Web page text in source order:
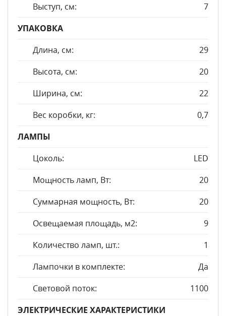
Выступ, см:
7
УПАКОВКА
Длина, см:
29
Высота, см:
20
Ширина, см:
22
Вес коробки, кг:
0,7
ЛАМПЫ
Цоколь:
LED
Мощность ламп, Вт:
20
Суммарная мощность, Вт:
20
Освещаемая площадь, м2:
9
Количество ламп, шт.:
1
Лампочки в комплекте:
Да
Световой поток:
1100
ЭЛЕКТРИЧЕСКИЕ ХАРАКТЕРИСТИКИ